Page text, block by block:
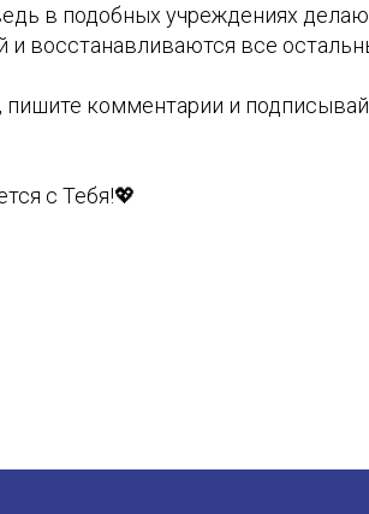
в подобных учреждениях
и восстанавливаются все
пишите комментарии и
с Тебя!💖